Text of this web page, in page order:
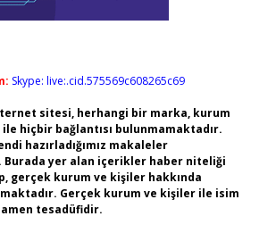
Skype: live:.cid.575569c608265c69
sitesi, herhangi bir marka, kurum
hiçbir bağlantısı bulunmamaktadır.
hazırladığımız makaleler
Burada yer alan içerikler haber niteliği
gerçek kurum ve kişiler hakkında
Gerçek kurum ve kişiler ile isim
tesadüfidir.